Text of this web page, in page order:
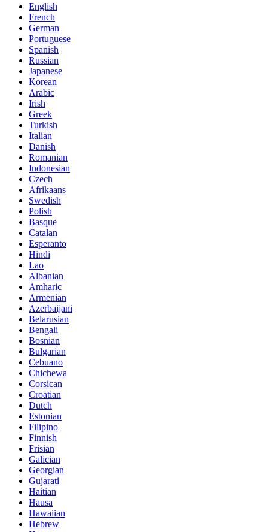
English
French
German
Portuguese
Spanish
Russian
Japanese
Korean
Arabic
Irish
Greek
Turkish
Italian
Danish
Romanian
Indonesian
Czech
Afrikaans
Swedish
Polish
Basque
Catalan
Esperanto
Hindi
Lao
Albanian
Amharic
Armenian
Azerbaijani
Belarusian
Bengali
Bosnian
Bulgarian
Cebuano
Chichewa
Corsican
Croatian
Dutch
Estonian
Filipino
Finnish
Frisian
Galician
Georgian
Gujarati
Haitian
Hausa
Hawaiian
Hebrew